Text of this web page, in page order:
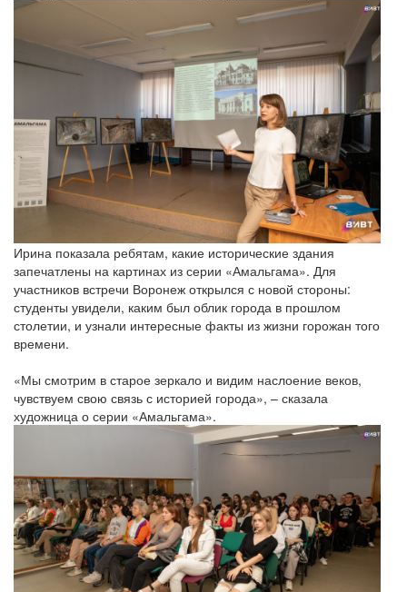
Ирина показала ребятам, какие исторические здания
запечатлены на картинах из серии «Амальгама». Для
участников встречи Воронеж открылся с новой стороны:
студенты увидели, каким был облик города в прошлом
столетии, и узнали интересные факты из жизни горожан того
времени.
«Мы смотрим в старое зеркало и видим наслоение веков,
чувствуем свою связь с историей города», – сказала
художница о серии «Амальгама».